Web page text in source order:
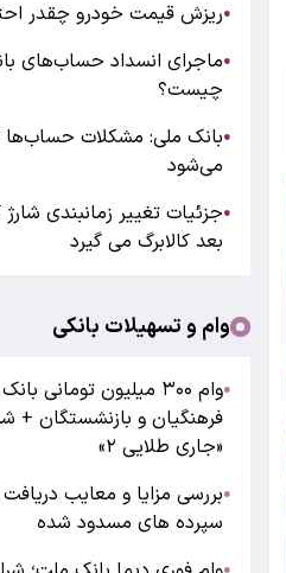
●ریزش قیمت خودرو چقدر
●ماجرای انسداد حساب‌های
چیست؟
●
می‌شود
●جزئیات تغییر زمانبندی
بعد کالابرگ می گیرد
وام و تسهیلات بانکی
●
وام ۳۰۰ میلیون تومانی
فرهنگیان و بازنشستگان +
«جاری طلایی ۲»
●بررسی مزایا و معایب
سپرده های مسدود شده